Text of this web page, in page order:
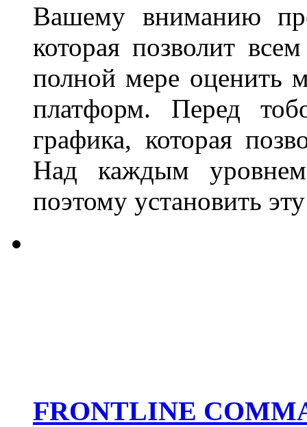
Вашему вниманию
которая позволит
полной мере оценить
платформ. Перед
графика, которая
Над каждым уровнем
поэтому установить
FRONTLINE